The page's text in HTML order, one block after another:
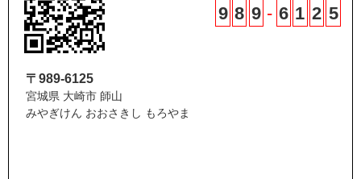
9 8 9 - 6 1 2 5
〒989-6125
宮城県 大崎市 師山
みやぎけん おおさきし もろやま